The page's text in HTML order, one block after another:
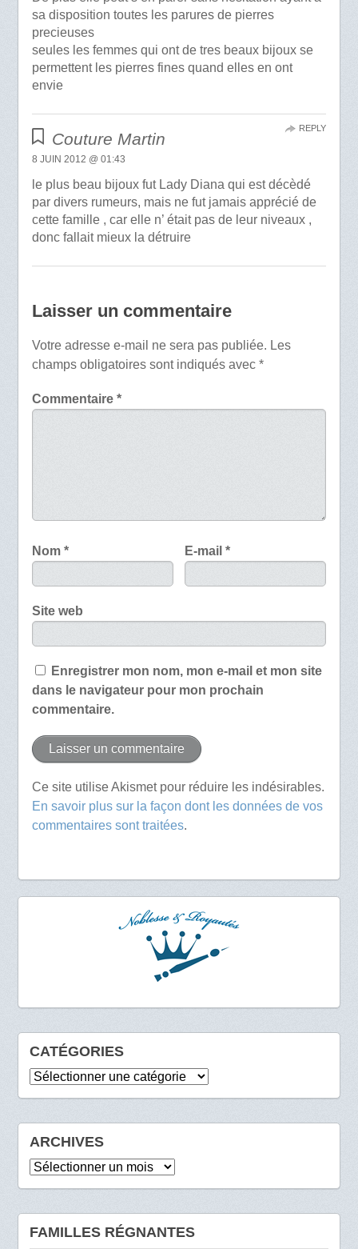
sa disposition toutes les parures de pierres
precieuses
seules les femmes qui ont de tres beaux bijoux se
permettent les pierres fines quand elles en ont
envie
Couture Martin
8 JUIN 2012 @ 01:43
le plus beau bijoux fut Lady Diana qui est décèdé
par divers rumeurs, mais ne fut jamais apprécié de
cette famille , car elle n’ était pas de leur niveaux ,
donc fallait mieux la détruire
REPLY
Laisser un commentaire
Votre adresse e-mail ne sera pas publiée. Les
champs obligatoires sont indiqués avec *
Commentaire *
Nom * E-mail*
Site web
Enregistrer mon nom, mon e-mail et mon site
dans le navigateur pour mon prochain
commentaire.
Ce site utilise Akismet pour réduire les indésirables.
En savoir plus sur la façon dont les données de vos
commentaires sont traitées.
CATÉGORIES
Catégories
ARCHIVES
Archives
FAMILLES RÉGNANTES